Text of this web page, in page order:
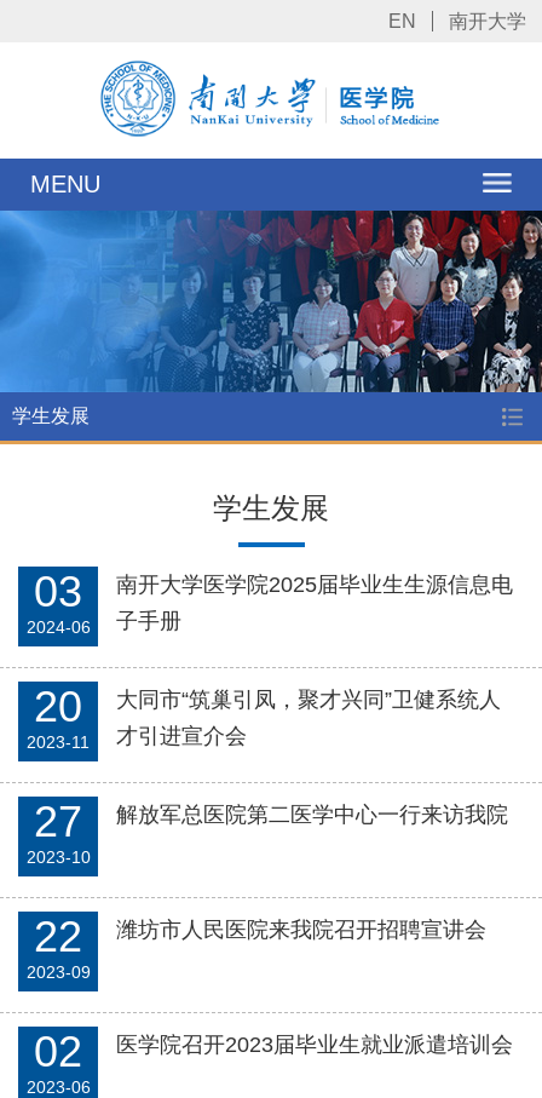
EN 南开大学
MENU
学生发展
学生发展
03
2024-06
南开大学医学院2025届毕业生生源信息电
子手册
20
2023-11
大同市“筑巢引凤，聚才兴同”卫健系统人
才引进宣介会
27
2023-10
解放军总医院第二医学中心一行来访我院
22
2023-09
潍坊市人民医院来我院召开招聘宣讲会
02
2023-06
医学院召开2023届毕业生就业派遣培训会